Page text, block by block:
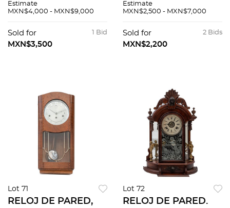
Elaborado en fibras
mano. Decorado con
elementos naturales.
Estimate
MXN$4,000 - MXN$9,000
1 Bid
Sold for
MXN$3,500
en lana, algodón y
Decorado con
elementos
Estimate
MXN$2,500 - MXN$7,000
2 Bids
Sold for
MXN$2,200
Lot 71
RELOJ DE PARED,
Lot 72
RELOJ DE PARED.